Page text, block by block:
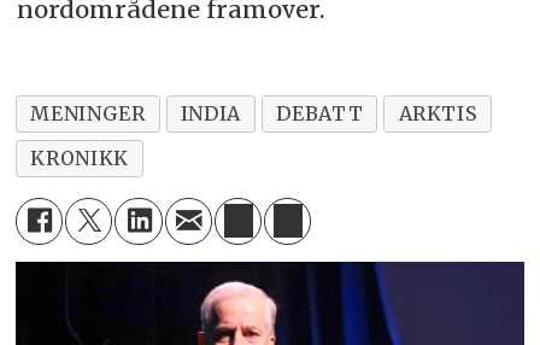
nordområdene framover.
MENINGER INDIA DEBATT
ARKTIS
KRONIKK